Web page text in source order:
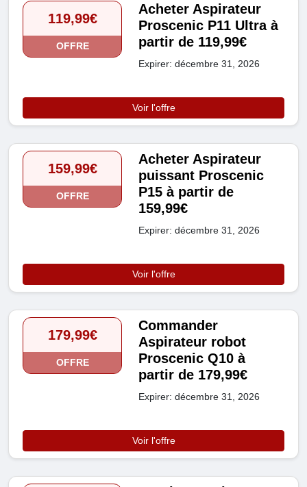
119,99€
OFFRE
Acheter Aspirateur
Proscenic P11 Ultra à
partir de 119,99€
Expirer: décembre 31, 2026
Voir l'offre
159,99€
OFFRE
Acheter Aspirateur
puissant Proscenic
P15 à partir de
159,99€
Expirer: décembre 31, 2026
Voir l'offre
179,99€
OFFRE
Commander
Aspirateur robot
Proscenic Q10 à
partir de 179,99€
Expirer: décembre 31, 2026
Voir l'offre